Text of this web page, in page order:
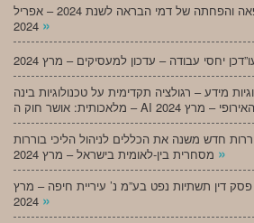
מעו”דכן יחסי עבודה – הקפאה והפחתה של דמי הבראה לשנת 2024 – אפריל
»
מידע – רגולציה תקדימית על טכנולוגיות בינה
חדש משנה את הכללים לניהול הליכי בוררות
»
– פסק דין תשתיות נפט בע”מ נ’ עיריית חיפה – מרץ
»